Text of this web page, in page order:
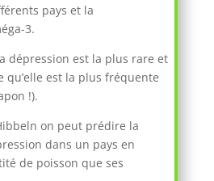
pays et la
3.
dépression est la plus rare et
qu’elle est la plus fréquente
!).
on peut prédire la
dans un pays en
de poisson que ses